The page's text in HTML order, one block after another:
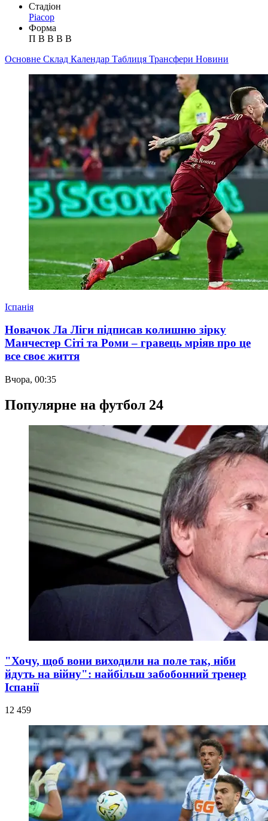
Стадіон
Ріасор
Форма
П В В В В
Основне Склад Календар Таблиця Трансфери Новини
Іспанія
Новачок Ла Ліги підписав колишню зірку
Манчестер Сіті та Роми – гравець мріяв про це
все своє життя
Вчора, 00:35
Популярне на футбол 24
"Хочу, щоб вони виходили на поле так, ніби
йдуть на війну": найбільш забобонний тренер
Іспанії
12 459